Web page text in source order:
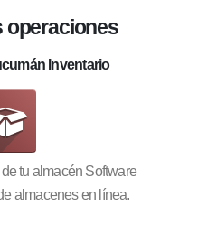
Inventario
tu almacén Software
almacenes en línea.